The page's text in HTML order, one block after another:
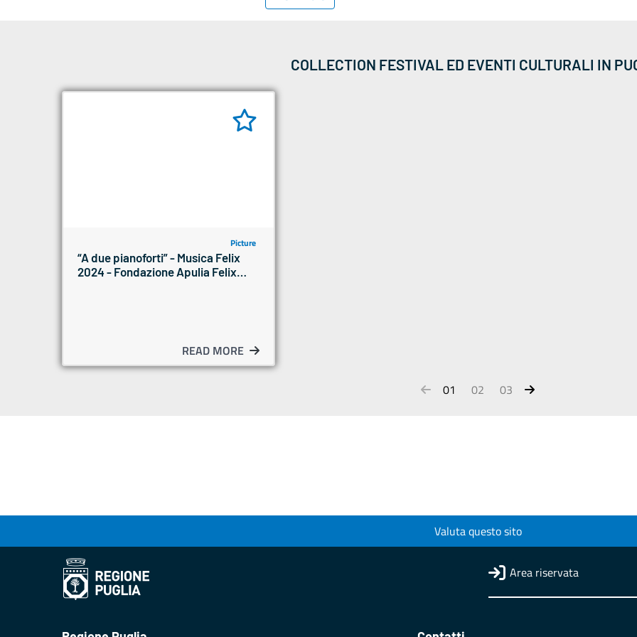
COLLECTION FESTIVAL ED EVENTI CULTURALI IN
Picture
“A due pianoforti” - Musica Felix
2024 - Fondazione Apulia Felix
READ MORE
01 02 03
Valuta questo sito
Area riservata